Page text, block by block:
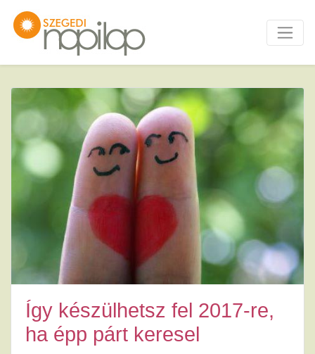
Így készülhetsz fel 2017-re,
ha épp párt keresel